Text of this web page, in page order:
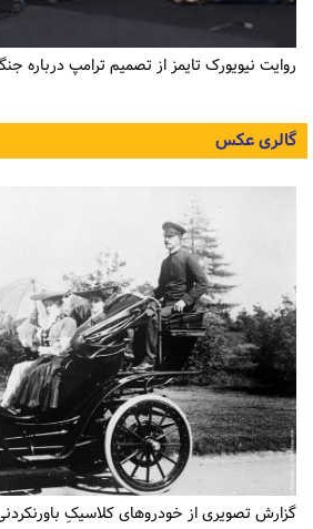
روایت نیویورک تایمز از تصمیم ترامپ درباره
گالری عکس
گزارش تصویری از خودروهای کلاسیکِ